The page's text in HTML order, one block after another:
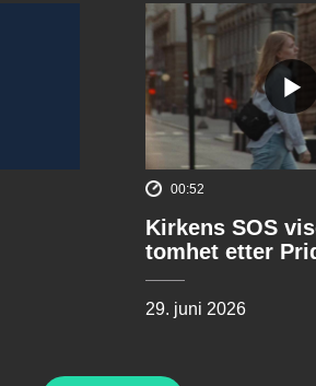
00:52
Kirkens SOS
tomhet etter
29. juni 2026